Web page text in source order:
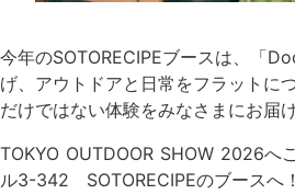
今年のSOTORECIPEブースは、「
げ、アウトドアと日常をフラットに
だけではない体験をみなさまにお届
TOKYO OUTDOOR SHOW 2026へ
ル3-342 SOTORECIPEのブースへ！